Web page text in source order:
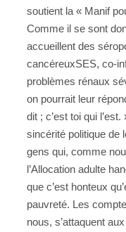
soutient la « Manif
Comme il se sont
accueillent des
cancéreuxSES, co-
problèmes rénaux
on pourrait leur
dit ; c’est toi qui
sincérité politique de
gens qui, comme
l’Allocation adulte
que c’est honteux
pauvreté. Les
nous, s’attaquent